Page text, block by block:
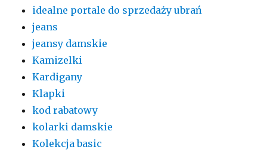
idealne portale do sprzedaży ubrań
jeans
jeansy damskie
Kamizelki
Kardigany
Klapki
kod rabatowy
kolarki damskie
Kolekcja basic